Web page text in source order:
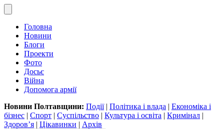
Головна
Новини
Блоги
Проекти
Фото
Досьє
Війна
Допомога армії
Новини Полтавщини: Події| Політика і влада | Економіка і
бізнес | Спорт | Суспільство | Культура і освіта | Кримінал |
Здоров’я | Цікавинки | Архів